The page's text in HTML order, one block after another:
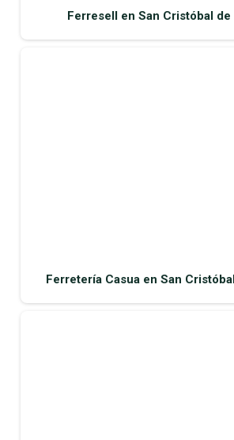
Ferresell en San Cristóbal de
Ferretería Casua en San